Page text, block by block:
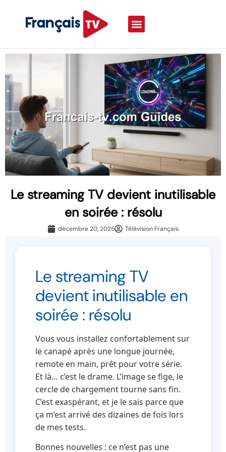
Le streaming TV devient inutilisable
en soirée : résolu
décembre 20, 2025 Télévision Français
Le streaming TV
devient inutilisable en
soirée : résolu
Vous vous installez confortablement sur
le canapé après une longue journée,
remote en main, prêt pour votre série.
Et là… c’est le drame. L’image se fige, le
cercle de chargement tourne sans fin.
C’est exaspérant, et je le sais parce que
ça m’est arrivé des dizaines de fois lors
de mes tests.
Bonnes nouvelles : ce n’est pas une